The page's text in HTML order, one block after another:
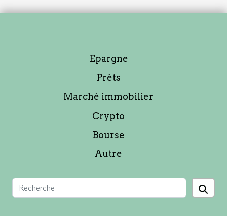
Epargne
Prêts
Marché immobilier
Crypto
Bourse
Autre